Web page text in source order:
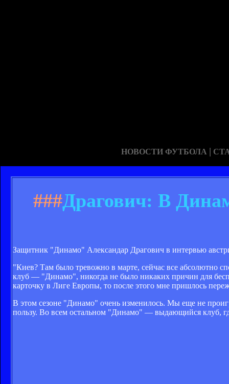
НОВОСТИ ФУТБОЛА |
###Драгович: В
Защитник "Динамо" Александар Драгович в интервью
"Киев? Там было тревожно в марте, сейчас все абсолютно
клуб — "Динамо", никогда не было никаких причин для
карточку в Лиге Европы, то после этого мне пришлось
В этом сезоне "Динамо" очень изменилось. Мы еще не
пользу. Во всем остальном "Динамо" — выдающийся клуб,